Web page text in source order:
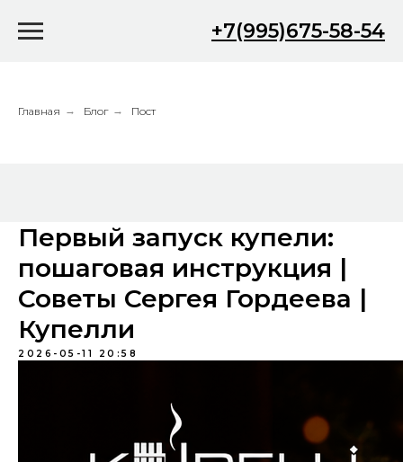
+7(995)675-58-54
Главная → Блог → Пост
Первый запуск купели:
пошаговая инструкция |
Советы Сергея Гордеева |
Купелли
2026-05-11 20:58